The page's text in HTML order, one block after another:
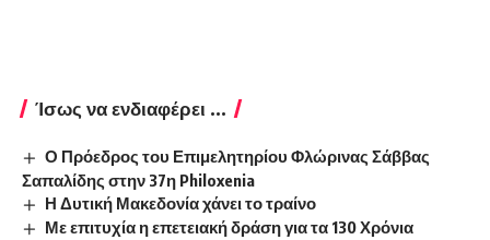
Ίσως να ενδιαφέρει ...
Ο Πρόεδρος του Επιμελητηρίου Φλώρινας Σάββας
Σαπαλίδης στην 37η Philoxenia
Η Δυτική Μακεδονία χάνει το τραίνο
Με επιτυχία η επετειακή δράση για τα 130 Χρόνια